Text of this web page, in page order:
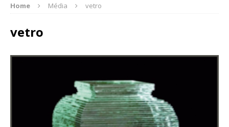
Home Média vetro
vetro